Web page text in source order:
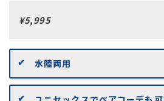
¥5,995
水陸両用